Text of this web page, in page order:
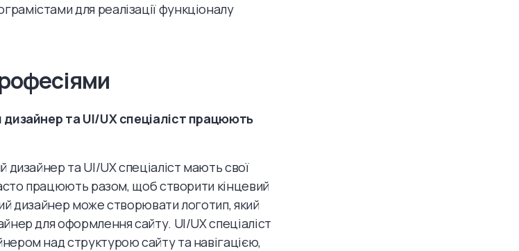
для реалізації функціоналу
та UI/UX спеціаліст працюють
дизайнер та UI/UX спеціаліст мають свої
працюють разом, щоб створити кінцевий
дизайнер може створювати логотип, який
для оформлення сайту. UI/UX спеціаліст
над структурою сайту та навігацією,